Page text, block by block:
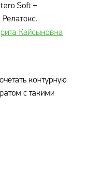
Soft +
Кайсыновна
контурную
с такими